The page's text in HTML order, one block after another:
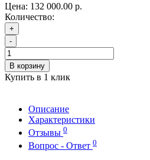
Цена: 132 000.00 р.
Количество:
+
-
В корзину
Купить в 1 клик
Описание
Характеристики
Отзывы 0
Вопрос - Ответ 0